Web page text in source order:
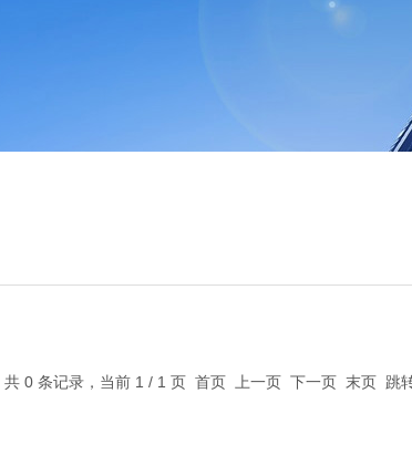
共 0 条记录，当前 1 / 1 页 首页 上一页 下一页 末页 跳